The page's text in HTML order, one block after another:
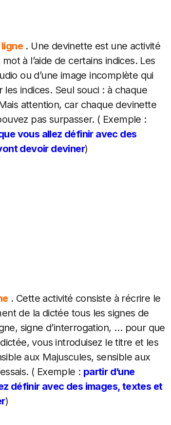
. Une devinette est une activité
à l’aide de certains indices. Les
ou d’une image incomplète qui
indices. Seul souci : à chaque
attention, car chaque devinette
pas surpasser. ( Exemple :
vous allez définir avec des
devoir deviner)
. Cette activité consiste à récrire le
de la dictée tous les signes de
signe d’interrogation, … pour que
vous introduisez le titre et les
aux Majuscules, sensible aux
( Exemple : partir d’une
définir avec des images, textes et
)